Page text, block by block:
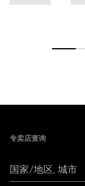
专卖店查询
国家/地区, 城市